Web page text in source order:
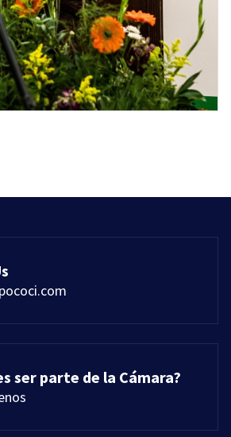
ser parte de la Cámara?